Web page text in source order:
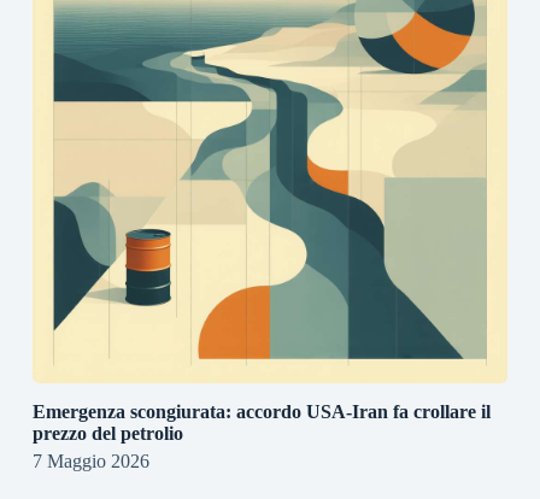
Emergenza scongiurata: accordo USA-Iran fa crollare il
prezzo del petrolio
7 Maggio 2026